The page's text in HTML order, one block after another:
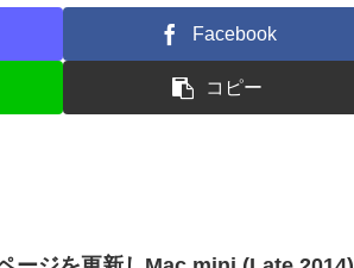
Facebook
コピー